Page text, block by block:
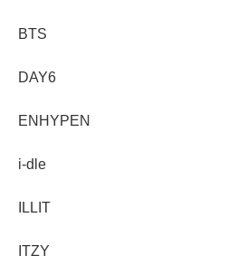
BTS
DAY6
ENHYPEN
i-dle
ILLIT
ITZY